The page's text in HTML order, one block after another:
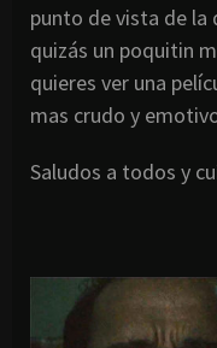
punto de vista de la
quizás un poquitin
quieres ver una
mas crudo y
Saludos a todos y